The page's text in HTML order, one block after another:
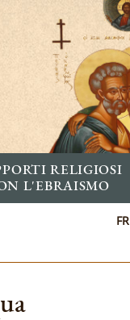
RELIGIOSI
L'EBRAISMO
FR